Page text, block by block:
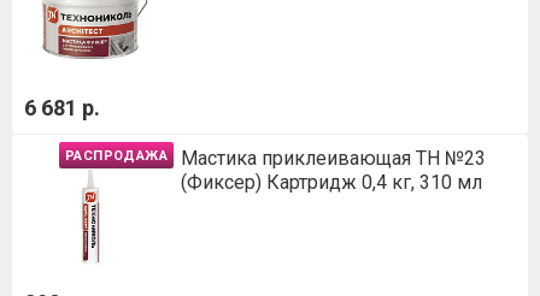
6 681 р.
РАСПРОДАЖА
Мастика приклеивающая ТН №23
(Фиксер) Картридж 0,4 кг, 310 мл